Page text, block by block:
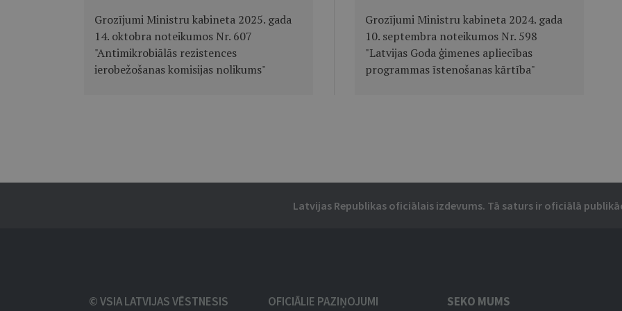
Grozījumi Ministru kabineta 2025. gada
14. oktobra noteikumos Nr. 607
"Antimikrobiālās rezistences
ierobežošanas komisijas nolikums"
Grozījumi Ministru kabineta 2024. gada
10. septembra noteikumos Nr. 598
"Latvijas Goda ģimenes apliecības
programmas īstenošanas kārtība"
Latvijas Republikas oficiālais izdevums. Tā saturs ir oficiālā
© VSIA LATVIJAS VĒSTNESIS OFICIĀLIE PAZIŅOJUMI SEKO MUMS